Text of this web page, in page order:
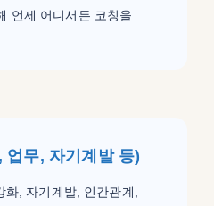
언제 어디서든 코칭을
업무, 자기계발 등)
화, 자기계발, 인간관계,